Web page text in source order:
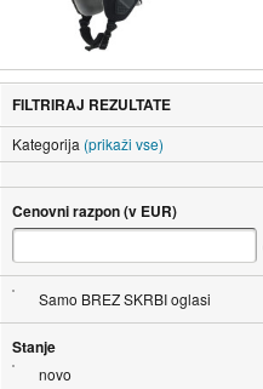
FILTRIRAJ REZULTATE
Kategorija (prikaži vse)
Cenovni razpon (v EUR)
Samo BREZ SKRBI oglasi
Stanje
novo